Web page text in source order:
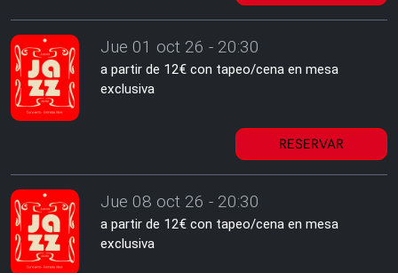
Jue 01 oct 26 - 20:30
a partir de 12€ con tapeo/cena en mesa
exclusiva
RESERVAR
Jue 08 oct 26 - 20:30
a partir de 12€ con tapeo/cena en mesa
exclusiva